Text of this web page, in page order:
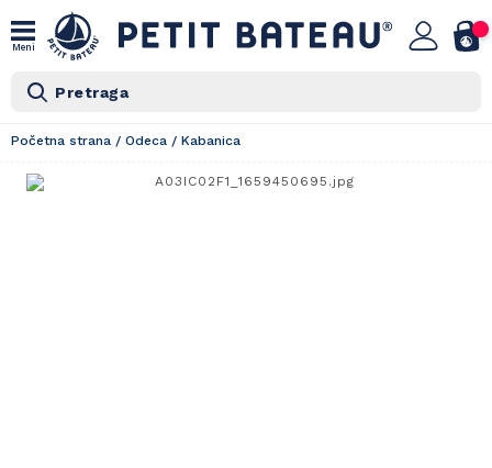
Meni
Pretraga
Početna strana / Odeca / Kabanica